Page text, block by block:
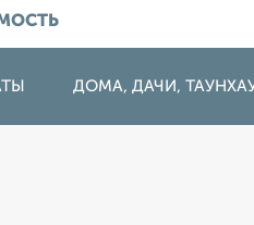
ДОМА, ДАЧИ,